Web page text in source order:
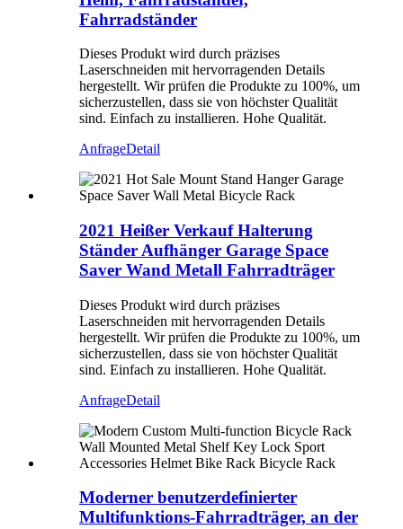
Fahrradständer
Dieses Produkt wird durch präzises
Laserschneiden mit hervorragenden Details
hergestellt. Wir prüfen die Produkte zu 100%, um
sicherzustellen, dass sie von höchster Qualität
sind. Einfach zu installieren. Hohe Qualität.
AnfrageDetail
2021 Heißer Verkauf Halterung
Ständer Aufhänger Garage Space
Saver Wand Metall Fahrradträger
Dieses Produkt wird durch präzises
Laserschneiden mit hervorragenden Details
hergestellt. Wir prüfen die Produkte zu 100%, um
sicherzustellen, dass sie von höchster Qualität
sind. Einfach zu installieren. Hohe Qualität.
AnfrageDetail
Moderner benutzerdefinierter
Multifunktions-Fahrradträger, an der